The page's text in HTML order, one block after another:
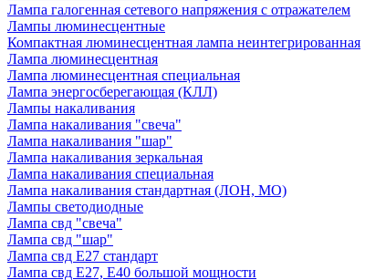
Лампа галогенная сетевого напряжения с отражателем
Лампы люминесцентные
Компактная люминесцентная лампа неинтегрированная
Лампа люминесцентная
Лампа люминесцентная специальная
Лампа энергосберегающая (КЛЛ)
Лампы накаливания
Лампа накаливания "свеча"
Лампа накаливания "шар"
Лампа накаливания зеркальная
Лампа накаливания специальная
Лампа накаливания стандартная (ЛОН, МО)
Лампы светодиодные
Лампа свд "свеча"
Лампа свд "шар"
Лампа свд E27 стандарт
Лампа свд E27, Е40 большой мощности